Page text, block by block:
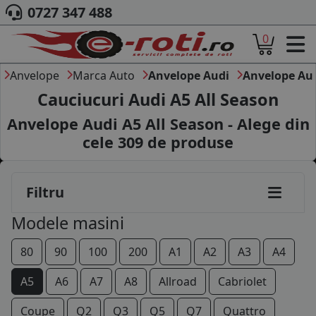
ACASA
DESPRE NOI
ANVELOPE
AUTO
CAMION
MOTO
MARCA AUTO
BLOG
B2B - COLABORARE COMPANII
CONT
0727 347 488
0
Anvelope Marca Auto Anvelope Audi Anvelope
Cauciucuri Audi A5 All Season
Anvelope Audi A5 All Season - Alege din
cele 309 de produse
Filtru
Modele masini
80 90 100 200 A1 A2 A3
A4
A5
A6 A7 A8 Allroad
Cabriolet
Coupe
Q2 Q3 Q5 Q7
Quattro